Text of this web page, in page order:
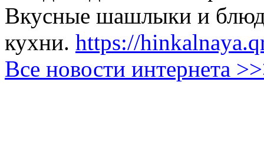
Вкусные шашлыки и
кухни. https://
Все новости интернета